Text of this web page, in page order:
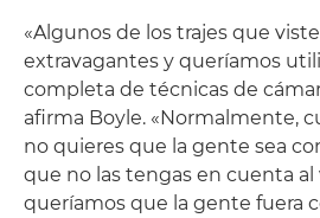
«Algunos de los trajes que
extravagantes y queríamos
completa de técnicas de
afirma Boyle. «Normalmente,
no quieres que la gente sea
que no las tengas en cuenta al
queríamos que la gente fuera